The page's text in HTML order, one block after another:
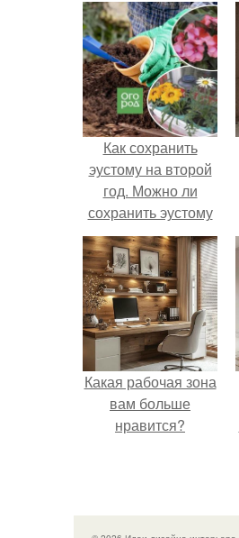
Как сохранить
эустому на второй
год. Можно ли
сохранить эустому
на второй год?
Когда она цветет?
Какая рабочая зона
вам больше
нравится?